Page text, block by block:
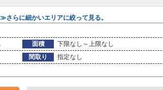
≫さらに細かいエリアに絞って見る。
面積
下限なし～上限なし
間取り
指定なし